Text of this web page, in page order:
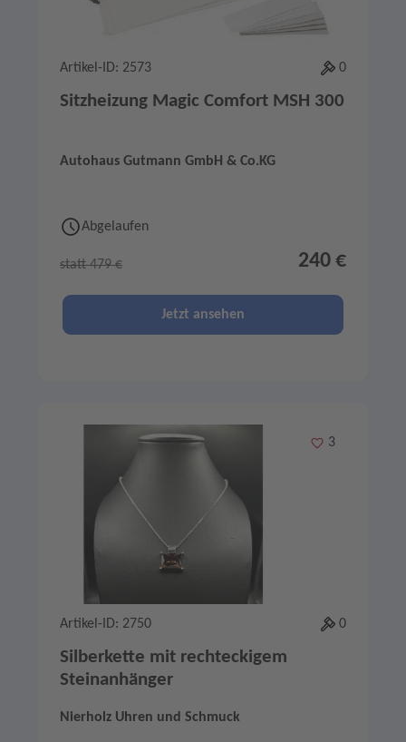
Artikel-ID: 2573 0
Sitzheizung Magic Comfort MSH 300
Autohaus Gutmann GmbH & Co.KG
Abgelaufen
statt 479 € 240 €
Jetzt ansehen
Merken
3
Artikel-ID: 2750 0
Silberkette mit rechteckigem
Steinanhänger
Nierholz Uhren und Schmuck